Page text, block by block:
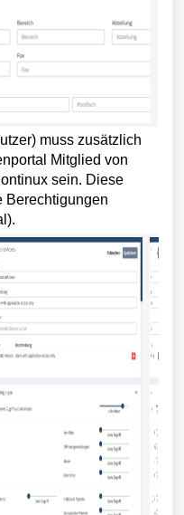
muss zusätzlich
Mitglied von
sein. Diese
Berechtigungen